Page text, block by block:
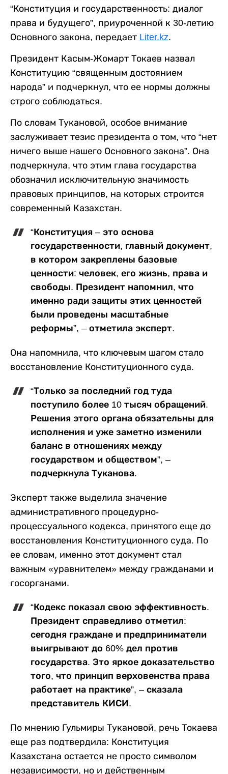
“Конституция и государственность: диалог
права и будущего”, приуроченной к 30-летию
Основного закона, передает Liter.kz.
Президент Касым-Жомарт Токаев назвал
Конституцию “священным достоянием
народа” и подчеркнул, что ее нормы должны
строго соблюдаться.
По словам Тукановой, особое внимание
заслуживает тезис президента о том, что “нет
ничего выше нашего Основного закона”. Она
подчеркнула, что этим глава государства
обозначил исключительную значимость
правовых принципов, на которых строится
современный Казахстан.
“Конституция – это основа
государственности, главный документ,
в котором закреплены базовые
ценности: человек, его жизнь, права и
свободы. Президент напомнил, что
именно ради защиты этих ценностей
были проведены масштабные
реформы”, – отметила эксперт.
Она напомнила, что ключевым шагом стало
восстановление Конституционного суда.
“Только за последний год туда
поступило более 10 тысяч обращений.
Решения этого органа обязательны для
исполнения и уже заметно изменили
баланс в отношениях между
государством и обществом”, –
подчеркнула Туканова.
Эксперт также выделила значение
административного процедурно-
процессуального кодекса, принятого еще до
восстановления Конституционного суда. По
ее словам, именно этот документ стал
важным «уравнителем» между гражданами и
госорганами.
“Кодекс показал свою эффективность.
Президент справедливо отметил:
сегодня граждане и предприниматели
выигрывают до 60% дел против
государства. Это яркое доказательство
того, что принцип верховенства права
работает на практике”, – сказала
представитель КИСИ.
По мнению Гульмиры Тукановой, речь Токаева
еще раз подтвердила: Конституция
Казахстана остается не просто символом
независимости, но и действенным